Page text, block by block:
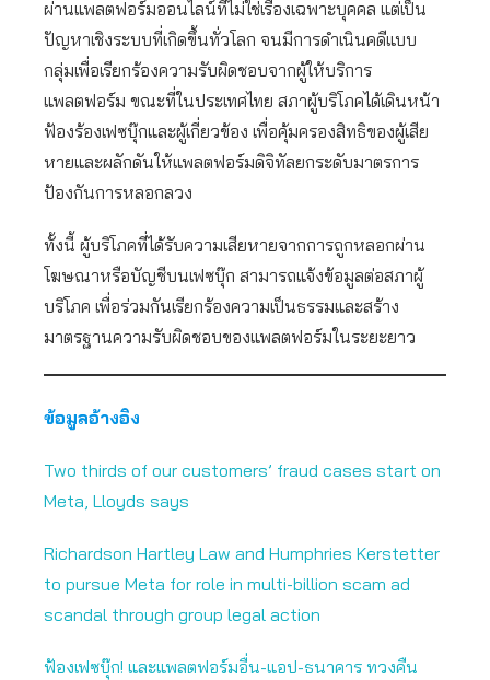
ผ่านแพลตฟอร์มออนไลน์ที่ไม่ใช่เรื่องเฉพาะบุคคล แต่เป็น
ปัญหาเชิงระบบที่เกิดขึ้นทั่วโลก จนมีการดำเนินคดีแบบ
กลุ่มเพื่อเรียกร้องความรับผิดชอบจากผู้ให้บริการ
แพลตฟอร์ม ขณะที่ในประเทศไทย สภาผู้บริโภคได้เดินหน้า
ฟ้องร้องเฟซบุ๊กและผู้เกี่ยวข้อง เพื่อคุ้มครองสิทธิของผู้เสีย
หายและผลักดันให้แพลตฟอร์มดิจิทัลยกระดับมาตรการ
ป้องกันการหลอกลวง
ทั้งนี้ ผู้บริโภคที่ได้รับความเสียหายจากการถูกหลอกผ่าน
โฆษณาหรือบัญชีบนเฟซบุ๊ก สามารถแจ้งข้อมูลต่อสภาผู้
บริโภค เพื่อร่วมกันเรียกร้องความเป็นธรรมและสร้าง
มาตรฐานความรับผิดชอบของแพลตฟอร์มในระยะยาว
ข้อมูลอ้างอิง
Two thirds of our customers’ fraud cases start on
Meta, Lloyds says
Richardson Hartley Law and Humphries Kerstetter
to pursue Meta for role in multi-billion scam ad
scandal through group legal action
ฟ้องเฟซบุ๊ก! และแพลตฟอร์มอื่น-แอป-ธนาคาร ทวงคืน